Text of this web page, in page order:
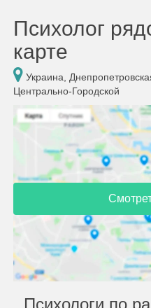
Психолог
карте
Украина,
Центрально-Городской
Психологи по